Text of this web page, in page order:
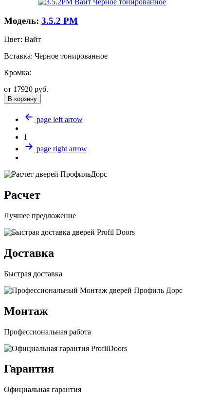
Модель: 3.5.2 PM
Цвет: Вайт
Вставка: Черное тонированное
Кромка:
от 17920 руб.
В корзину
page left arrow
1
page right arrow
Расчет
Лучшее предложение
Доставка
Быстрая доставка
Монтаж
Профессиональная работа
Гарантия
Официальная гарантия